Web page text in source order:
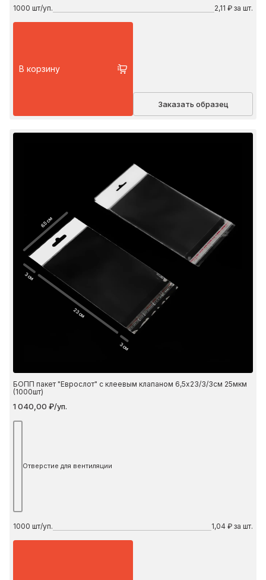
1000 шт/уп. 2,11 ₽ за шт.
В корзину
Заказать образец
6.5 см
23 см
3 см
3 см
БОПП пакет "Еврослот" с клеевым клапаном 6,5х23/3/3см 25мкм
(1000шт)
1 040,00 ₽/уп.
Отверстие для вентиляции
1000 шт/уп. 1,04 ₽ за шт.